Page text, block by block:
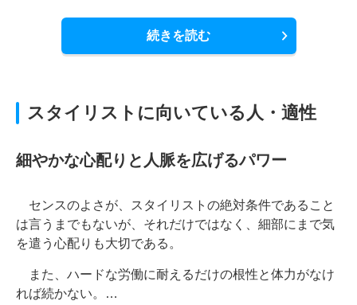
続きを読む
スタイリストに向いている人・適性
細やかな心配りと人脈を広げるパワー
センスのよさが、スタイリストの絶対条件であること
は言うまでもないが、それだけではなく、細部にまで気
を遣う心配りも大切である。
また、ハードな労働に耐えるだけの根性と体力がなけ
れば続かない。…